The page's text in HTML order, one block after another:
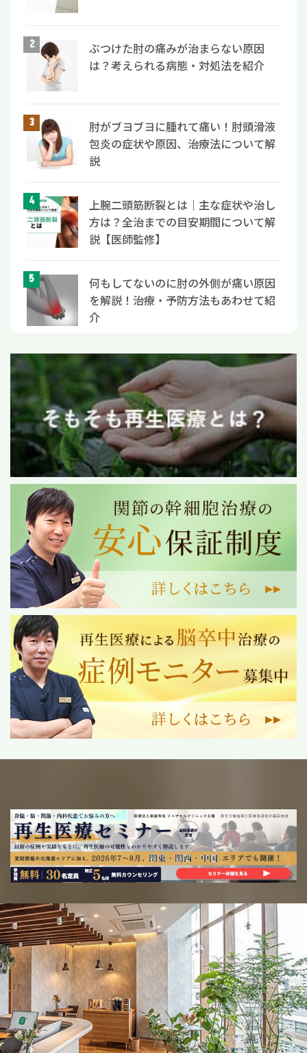
ぶつけた肘の痛みが治まらない原因
は？考えられる病態・対処法を紹介
肘がブヨブヨに腫れて痛い！肘頭滑液
包炎の症状や原因、治療法について解
説
上腕二頭筋断裂とは｜主な症状や治し
方は？全治までの目安期間について解
説【医師監修】
何もしてないのに肘の外側が痛い原因
を解説！治療・予防方法もあわせて紹
介